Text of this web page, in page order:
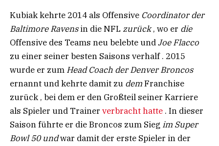
Kubiak kehrte 2014 als Offensive Coordinator der
Baltimore Ravensin die NFL zurück, wo er die
Offensive des Teams neu belebte undJoe Flacco
zu einer seiner besten Saisons verhalf . 2015
wurde er zum Head Coach der Denver Broncos
ernannt und kehrte damit zu demFranchise
zurück , bei dem er den Großteil seiner Karriere
als Spieler und Trainer verbracht hatte . In dieser
Saison führte er die Broncos zum Sieg im Super
Bowl 50 undwar damit der erste Spieler in der